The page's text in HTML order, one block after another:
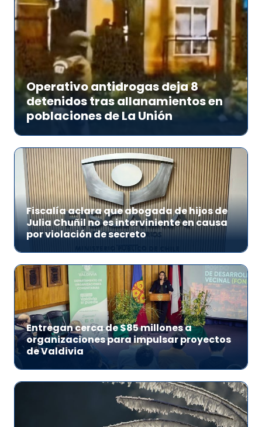
Operativo antidrogas deja 8
detenidos tras allanamientos en
poblaciones de La Unión
Fiscalía aclara que abogada de hijos de
Julia Chuñil no es interviniente en causa
por violación de secreto
Entregan cerca de $85 millones a
organizaciones para impulsar proyectos
de Valdivia